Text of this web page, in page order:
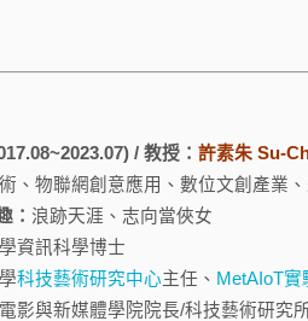
/ 教授： 許素朱 Su-
、物聯網創意應用、數位文創產業
： 浪跡天涯、志向當俠女
資訊科學博士
科技藝術研究中心主任、 MetAIoT實
影與新媒體學院院長/科技藝術研究